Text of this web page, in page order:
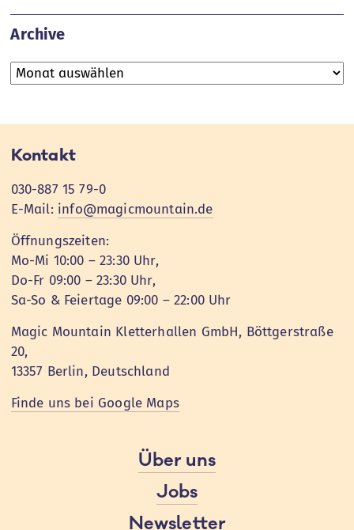
Archive
Archive
Kontakt
030-887 15 79-0
E-Mail: info@magicmountain.de
Öffnungszeiten:
Mo-Mi 10:00 – 23:30 Uhr,
Do-Fr 09:00 – 23:30 Uhr,
Sa-So & Feiertage 09:00 – 22:00 Uhr
Magic Mountain Kletterhallen GmbH, Böttgerstraße
20,
13357 Berlin, Deutschland
Finde uns bei Google Maps
Über uns
Jobs
Newsletter